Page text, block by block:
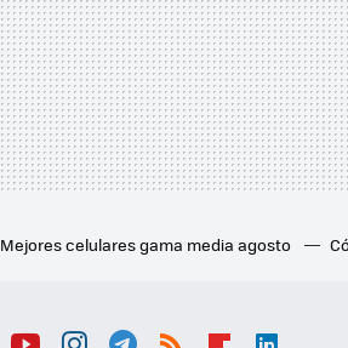
Mejores celulares gama media agosto